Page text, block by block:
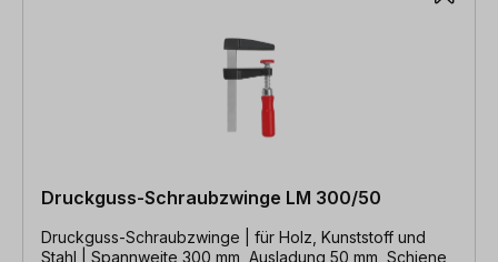
Druckguss-Schraubzwinge LM 300/50
Druckguss-Schraubzwinge | für Holz, Kunststoff und
Stahl | Spannweite 300 mm, Ausladung 50 mm, Schiene